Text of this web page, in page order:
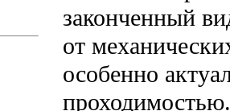
законченный
от
особенно
проходимостью.